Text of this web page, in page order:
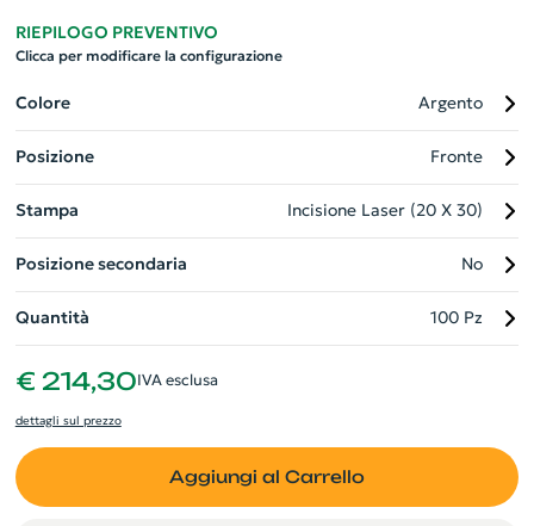
assicura la durata, mentre il suo stile unico lo fa risaltare. Ogni
scatola di cartoncino nero, rendendolo un regalo aziendale
ideale o un tocco distintivo per qualsiasi evento. Personalizza
il tuo gadget oggi stesso.
RIEPILOGO PREVENTIVO
Clicca per modificare la configurazione
Colore Argento
Posizione Fronte
Stampa Incisione Laser (20 X 30)
Posizione secondaria No
Quantità 100 Pz
€ 214,30IVA esclusa
dettagli sul prezzo
Aggiungi al Carrello